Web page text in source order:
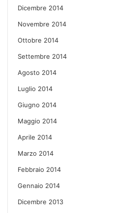
Dicembre 2014
Novembre 2014
Ottobre 2014
Settembre 2014
Agosto 2014
Luglio 2014
Giugno 2014
Maggio 2014
Aprile 2014
Marzo 2014
Febbraio 2014
Gennaio 2014
Dicembre 2013